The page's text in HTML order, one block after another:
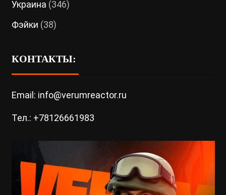
Украина (346)
Фэйки (38)
КОНТАКТЫ:
Email: info@verumreactor.ru
Тел.: +78126661983